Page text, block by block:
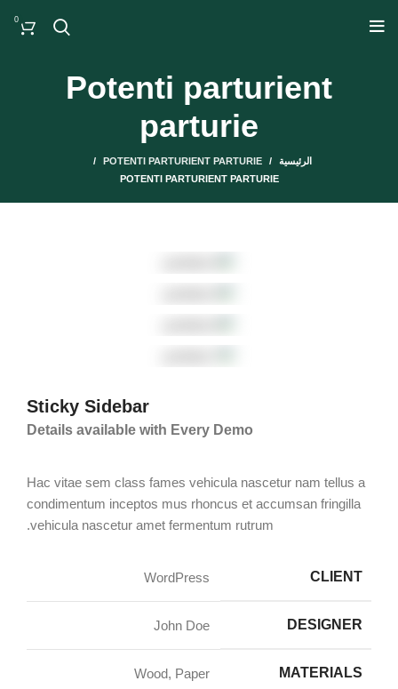
0
Potenti parturient
parturie
الرئيسية
POTENTI PARTURIENT PARTURIE
POTENTI PARTURIENT PARTURIE
Sticky Sidebar
Details available with Every Demo
Hac vitae sem class fames vehicula nascetur nam tellus a
condimentum inceptos mus rhoncus et accumsan fringilla
vehicula nascetur amet fermentum rutrum.
CLIENT
WordPress
DESIGNER
John Doe
MATERIALS
Wood, Paper